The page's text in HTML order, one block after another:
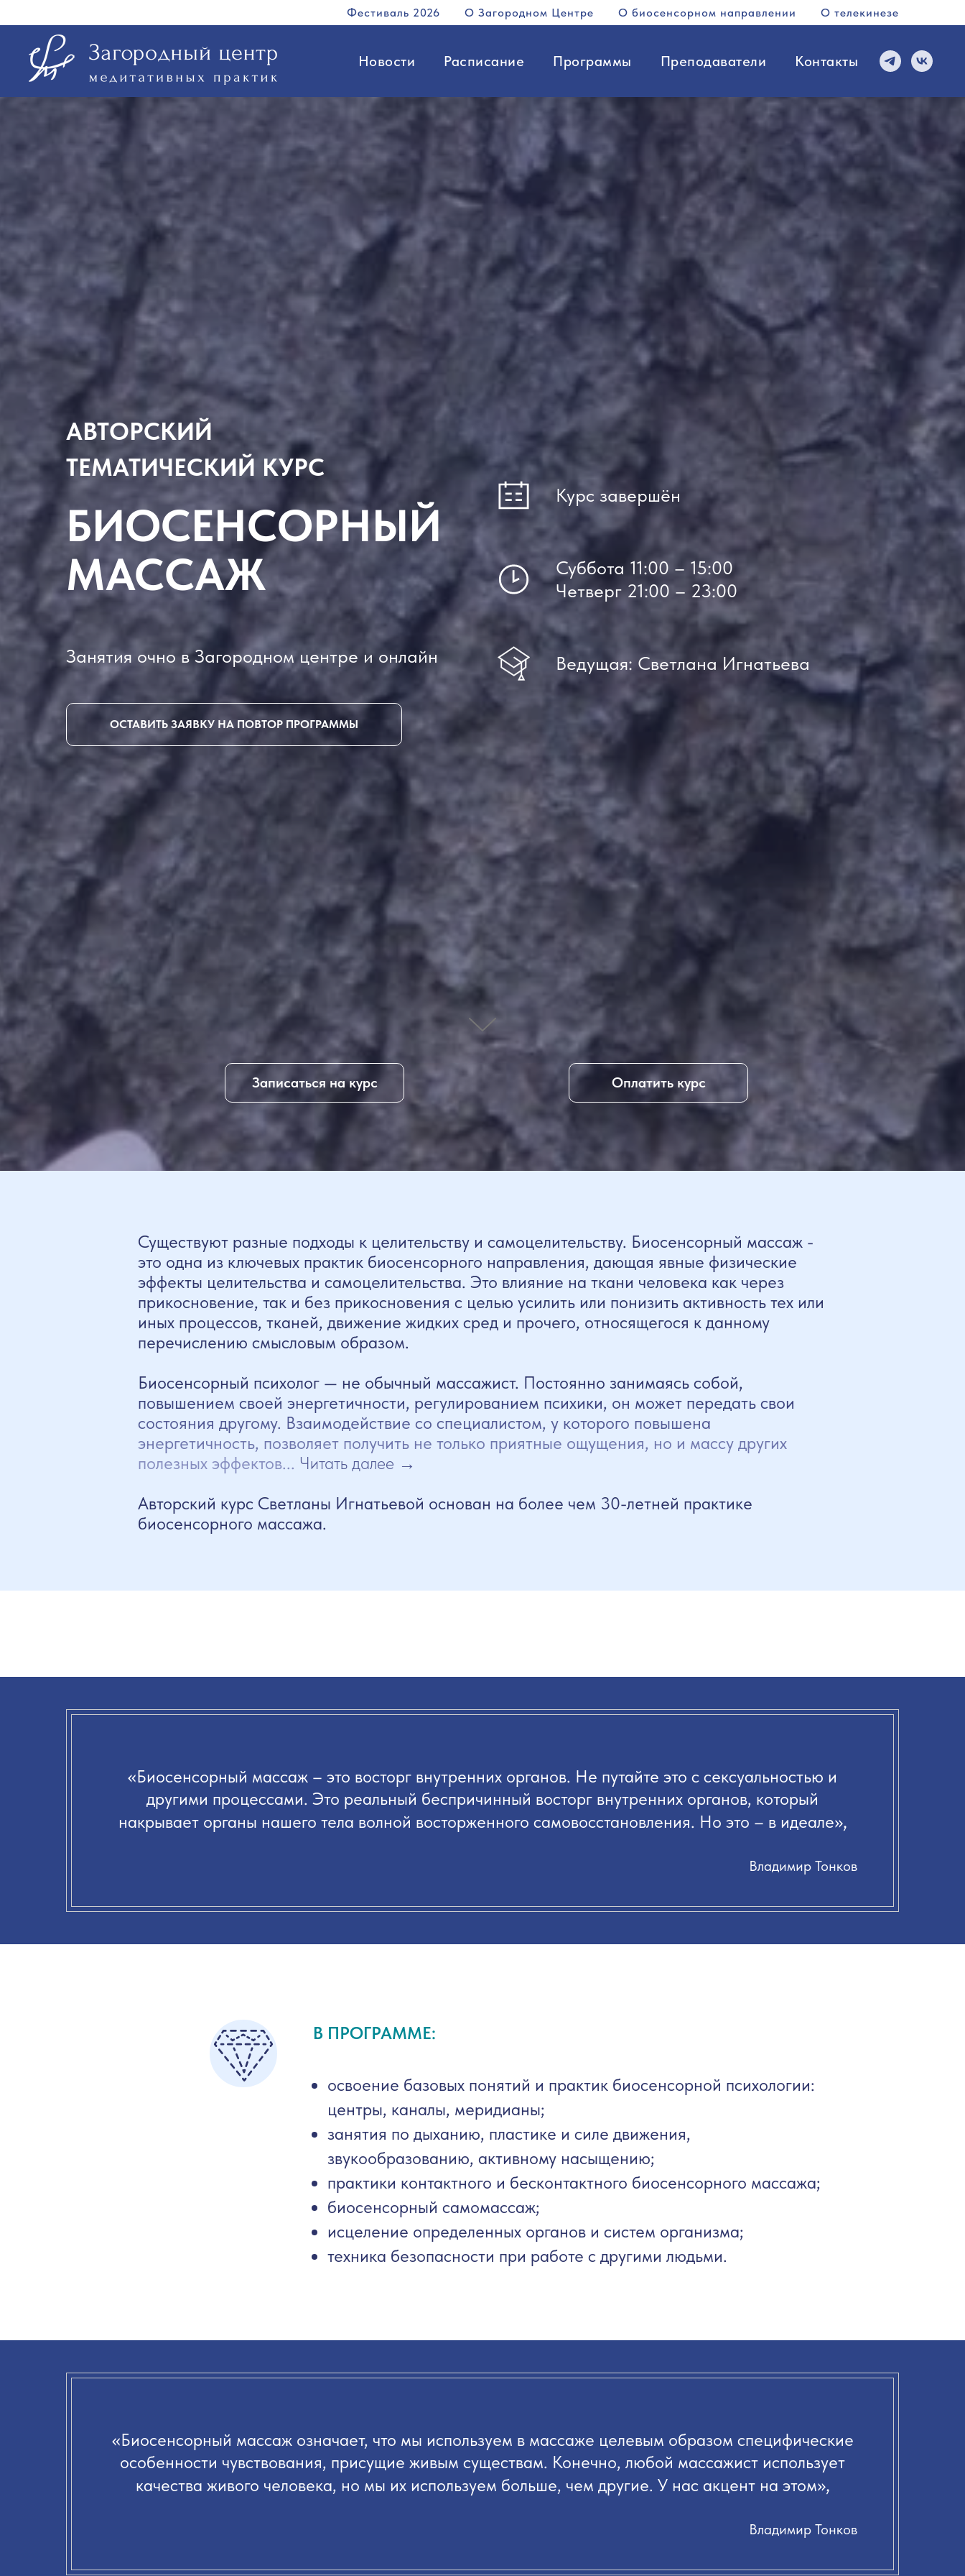
Фестиваль 2026 О Загородном Центре О биосенсорном направлении О телекинезе
Новости Расписание Программы Преподаватели Контакты
АВТОРСКИЙ
ТЕМАТИЧЕСКИЙ КУРС
БИОСЕНСОРНЫЙ
МАССАЖ
Занятия очно в Загородном центре и онлайн
ОСТАВИТЬ ЗАЯВКУ НА ПОВТОР ПРОГРАММЫ
Курс завершён
Суббота 11:00 – 15:00
Четверг 21:00 – 23:00
Ведущая: Светлана Игнатьева
Записаться на курс Оплатить курс
Существуют разные подходы к целительству и самоцелительству. Биосенсорный массаж -
это одна из ключевых практик биосенсорного направления, дающая явные физические
эффекты целительства и самоцелительства. Это влияние на ткани человека как через
прикосновение, так и без прикосновения с целью усилить или понизить активность тех или
иных процессов, тканей, движение жидких сред и прочего, относящегося к данному
перечислению смысловым образом.
Биосенсорный психолог — не обычный массажист. Постоянно занимаясь собой,
повышением своей энергетичности, регулированием психики, он может передать свои
состояния другому. Взаимодействие со специалистом, у которого повышена
энергетичность, позволяет получить не только приятные ощущения, но и массу других
полезных эффектов... Читать далее →
Авторский курс Светланы Игнатьевой основан на более чем 30-летней практике
биосенсорного массажа.
«Биосенсорный массаж – это восторг внутренних органов. Не путайте это с сексуальностью и
другими процессами. Это реальный беспричинный восторг внутренних органов, который
накрывает органы нашего тела волной восторженного самовосстановления. Но это – в идеале»,
Владимир Тонков
В ПРОГРАММЕ:
освоение базовых понятий и практик биосенсорной психологии:
центры, каналы, меридианы;
занятия по дыханию, пластике и силе движения,
звукообразованию, активному насыщению;
практики контактного и бесконтактного биосенсорного массажа;
биосенсорный самомассаж;
исцеление определенных органов и систем организма;
техника безопасности при работе с другими людьми.
«Биосенсорный массаж означает, что мы используем в массаже целевым образом специфические
особенности чувствования, присущие живым существам. Конечно, любой массажист использует
качества живого человека, но мы их используем больше, чем другие. У нас акцент на этом»,
Владимир Тонков